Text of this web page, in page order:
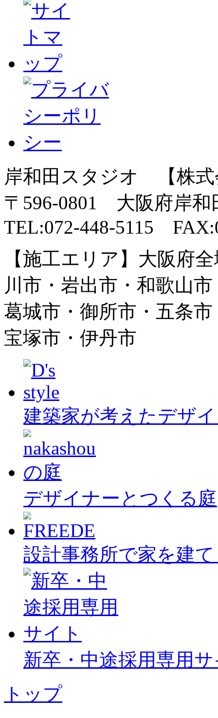
岸和田スタジオ 【株
〒596-0801 大阪府岸和
TEL:072-448-5115
【施工エリア】大阪府
川市・岩出市・和歌山
葛城市・御所市・五条
宝塚市・伊丹市
建築家が考えたデザ
デザイナーとつくる庭
設計事務所で家を建
新卒・中途採用専用
トップ